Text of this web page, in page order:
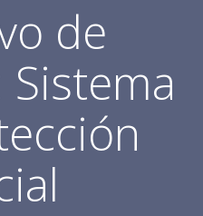
de
Sistema